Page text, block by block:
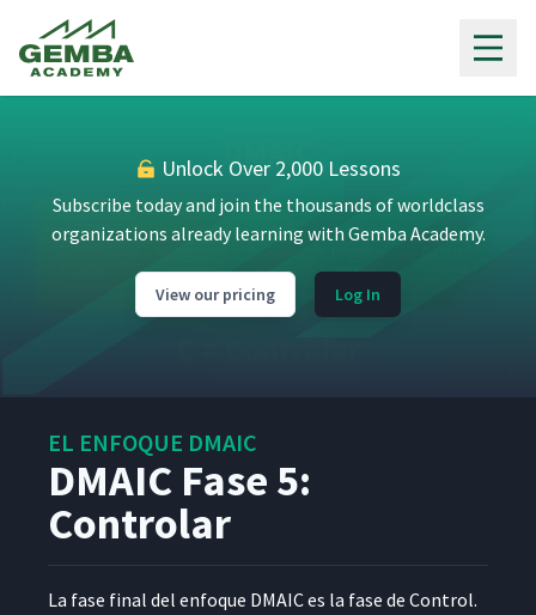
Unlock Over 2,000 Lessons
Subscribe today and join the thousands of worldclass
organizations already learning with Gemba Academy.
View our pricing Log In
EL ENFOQUE DMAIC
DMAIC Fase 5:
Controlar
La fase final del enfoque DMA­IC es la fase de Con­trol.